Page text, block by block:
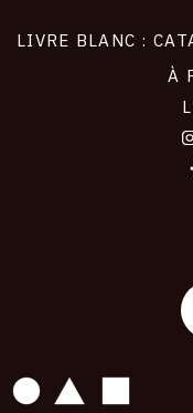
LIVRE BLANC :
À